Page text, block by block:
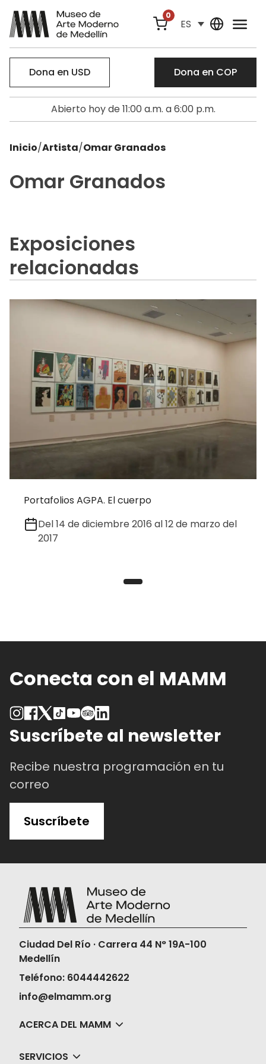
0
ES
Dona en USD Dona en COP
Abierto hoy de 11:00 a.m. a 6:00 p.m.
Inicio/Artista/Omar Granados
Omar Granados
Exposiciones
relacionadas
Portafolios AGPA. El cuerpo
Del 14 de diciembre 2016 al 12 de marzo del
2017
Conecta con el MAMM
Suscríbete al newsletter
Recibe nuestra programación en tu
correo
Suscríbete
Ciudad Del Río · Carrera 44 N° 19A-100
Medellín
Teléfono: 6044442622
info@elmamm.org
ACERCA DEL MAMM
SERVICIOS